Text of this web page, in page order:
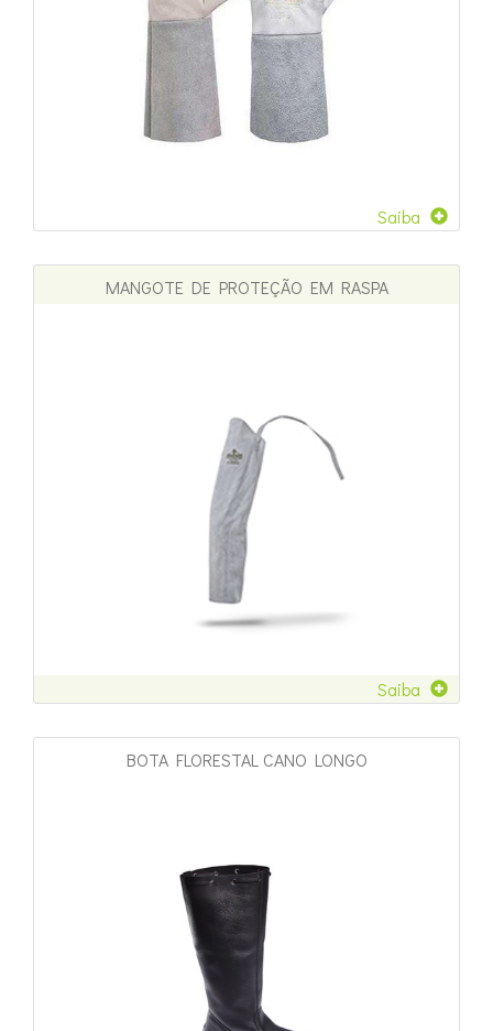
Saiba
MANGOTE DE PROTEÇÃO EM RASPA
Saiba
BOTA FLORESTAL CANO LONGO